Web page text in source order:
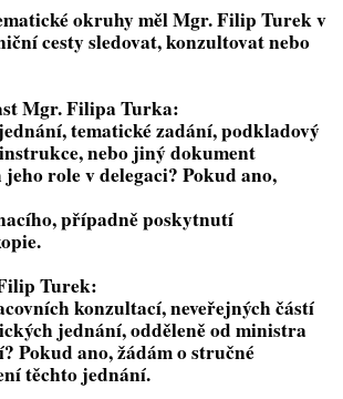
okruhy měl Mgr. Filip Turek v
cesty sledovat, konzultovat nebo
Mgr. Filipa Turka:
tematické zadání, podkladový
nebo jiný dokument
role v delegaci? Pokud ano,
případně poskytnutí
Turek:
konzultací, neveřejných částí
jednání, odděleně od ministra
Pokud ano, žádám o stručné
těchto jednání.